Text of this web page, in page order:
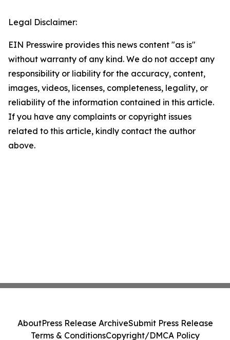
Legal Disclaimer:
EIN Presswire provides this news content "as is"
without warranty of any kind. We do not accept any
responsibility or liability for the accuracy, content,
images, videos, licenses, completeness, legality, or
reliability of the information contained in this article.
If you have any complaints or copyright issues
related to this article, kindly contact the author
above.
AboutPress Release ArchiveSubmit Press Release
Terms & ConditionsCopyright/DMCA Policy